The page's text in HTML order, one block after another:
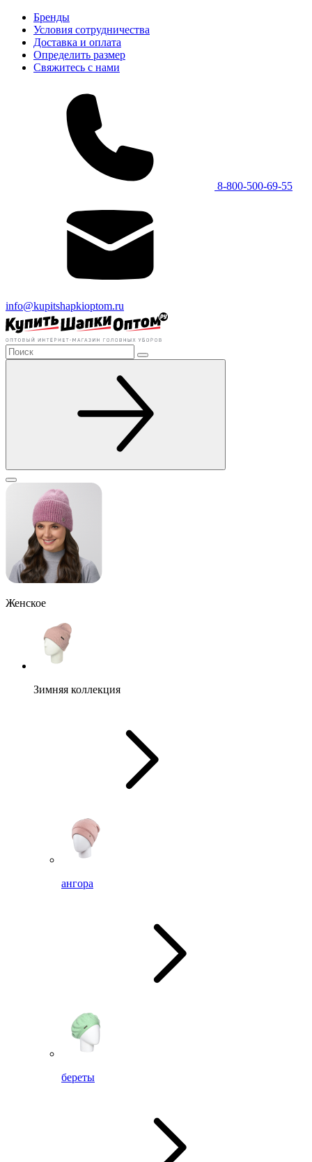
Бренды
Условия сотрудничества
Доставка и оплата
Определить размер
Свяжитесь с нами
8-800-500-69-55
info@kupitshapkioptom.ru
Женское
Зимняя коллекция
ангора
береты